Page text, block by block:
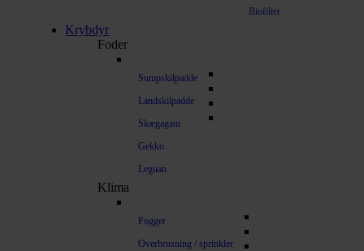
Biofilter
Krybdyr
Foder
Sumpskilpadde
Landskilpadde
Skægagam
Gekko
Leguan
Klima
Fogger
Overbrusning / sprinkler